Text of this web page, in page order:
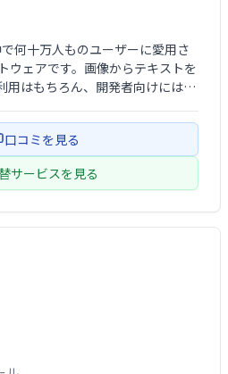
何十万人ものユーザーに愛用さ
ウェアです。画像からテキストを
用はもちろん、開発者向けにはロ
のアプリケーションにOCR機能を
にお …
口コミを見る
サービスを見る